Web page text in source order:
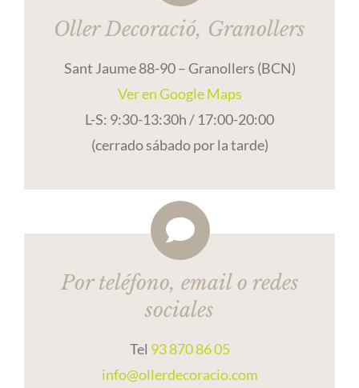
Oller Decoració, Granollers
Sant Jaume 88-90 – Granollers (BCN)
Ver en Google Maps
L-S: 9:30-13:30h / 17:00-20:00
(cerrado sábado por la tarde)
Por teléfono, email o redes
sociales
Tel 93 870 86 05
info@ollerdecoracio.com